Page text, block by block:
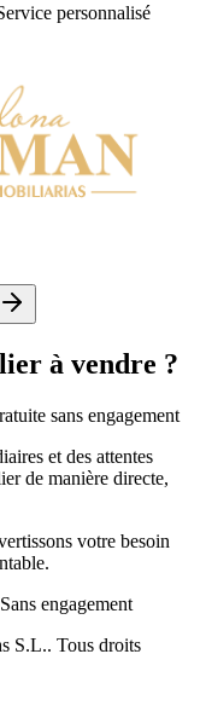
personnalisé
à vendre ?
sans engagement
et des attentes
de manière directe,
votre besoin
engagement
S.L.. Tous droits